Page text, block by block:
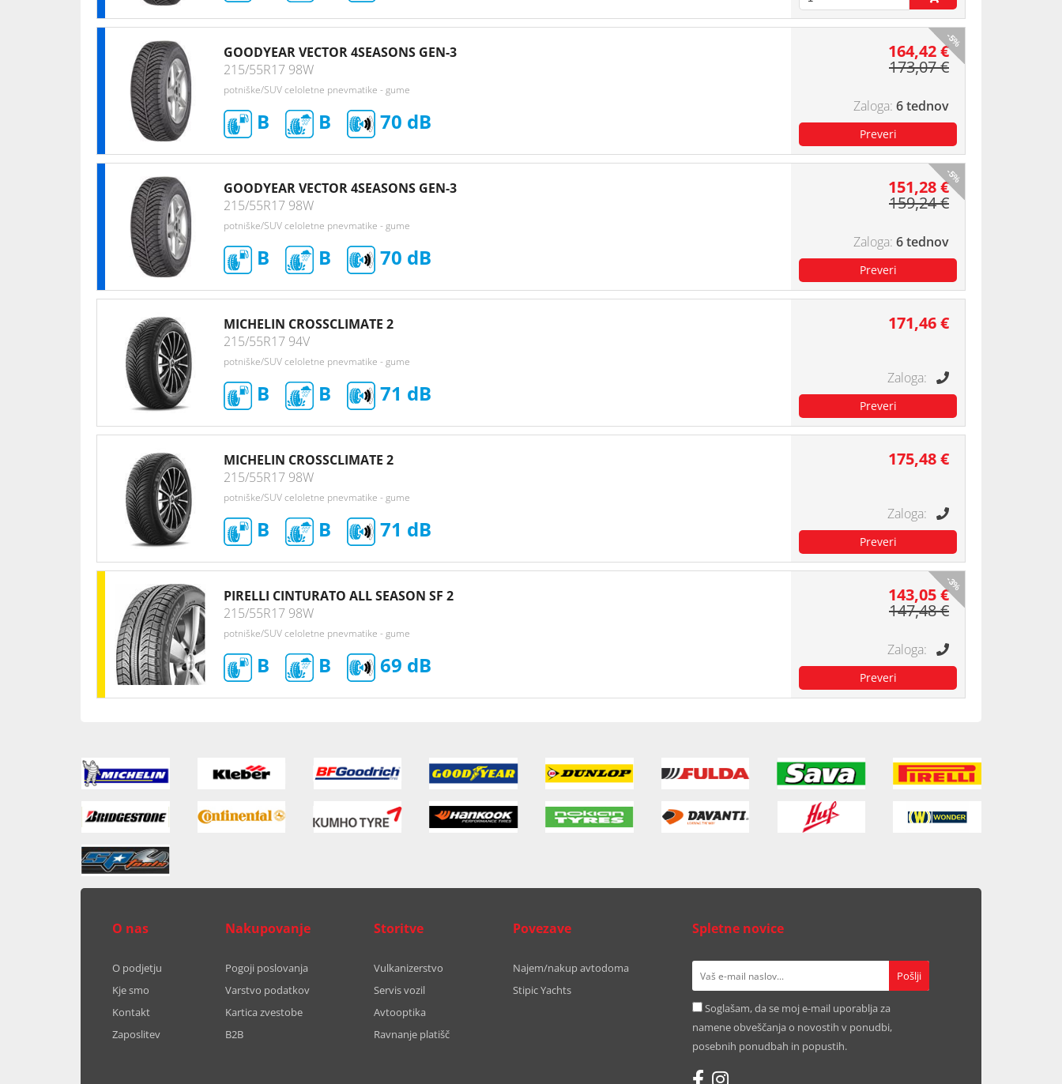
-5%
GOODYEAR VECTOR 4SEASONS GEN-3
215/55R17 98W
potniške/SUV celoletne pnevmatike - gume
B B 70
164,42 €
173,07 €
6 tednov
-5%
GOODYEAR VECTOR 4SEASONS GEN-3
215/55R17 98W
potniške/SUV celoletne pnevmatike - gume
B B 70
151,28 €
159,24 €
6 tednov
MICHELIN CROSSCLIMATE 2
215/55R17 94V
potniške/SUV celoletne pnevmatike - gume
B B 71
171,46 €
MICHELIN CROSSCLIMATE 2
215/55R17 98W
potniške/SUV celoletne pnevmatike - gume
B B 71
175,48 €
-3%
PIRELLI CINTURATO ALL SEASON SF 2
215/55R17 98W
potniške/SUV celoletne pnevmatike - gume
B B 69
143,05 €
147,48 €
O nas
O podjetju
Kje smo
Kontakt
Zaposlitev
Nakupovanje
Pogoji poslovanja
Varstvo podatkov
Kartica zvestobe
B2B
Storitve
Vulkanizerstvo
Servis vozil
Avtooptika
Ravnanje platišč
Povezave
Najem/nakup avtodoma
Stipic Yachts
Spletne novice
Soglašam, da se moj e-mail uporablja za
namene obveščanja o novostih v ponudbi,
posebnih ponudbah in popustih.